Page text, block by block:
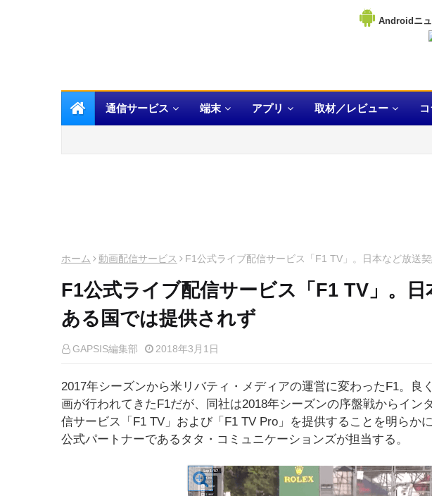
Androidニ
通信サービス 端末 アプリ 取材／レビュー
ホーム 動画配信サービス F1公式ライブ配信サービス「F1 TV」。日本など放送
F1公式ライブ配信サービス「F1 TV」。
ある国では提供されず
GAPSIS編集部 2018年3月1日
2017年シーズンから米リバティ・メディアの運営に変わったF1。良
画が行われてきたF1だが、同社は2018年シーズンの序盤戦からイン
信サービス「F1 TV」および「F1 TV Pro」を提供することを明らか
公式パートナーであるタタ・コミュニケーションズが担当する。